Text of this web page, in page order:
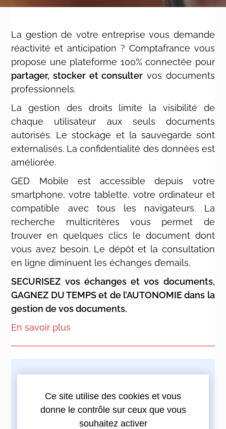
La gestion de votre entreprise vous demande
réactivité et anticipation ? Comptafrance vous
propose une plateforme 100% connectée pour
partager, stocker et consulter vos documents
professionnels.
La gestion des droits limite la visibilité de
chaque utilisateur aux seuls documents
autorisés. Le stockage et la sauvegarde sont
externalisés. La confidentialité des données est
améliorée.
GED Mobile est accessible depuis votre
smartphone, votre tablette, votre ordinateur et
compatible avec tous les navigateurs. La
recherche multicritères vous permet de
trouver en quelques clics le document dont
vous avez besoin. Le dépôt et la consultation
en ligne diminuent les échanges d’emails.
SECURISEZ vos échanges et vos documents,
GAGNEZ DU TEMPS et de l’AUTONOMIE dans la
gestion de vos documents.
En savoir plus
Ce site utilise des cookies et vous
donne le contrôle sur ceux que vous
souhaitez activer